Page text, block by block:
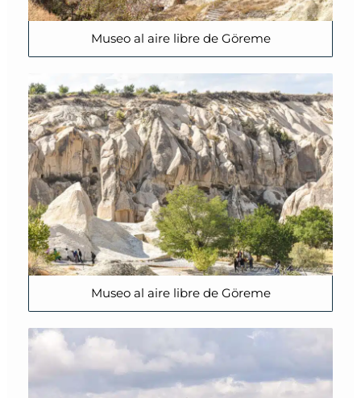
Museo al aire libre de Göreme
Museo al aire libre de Göreme